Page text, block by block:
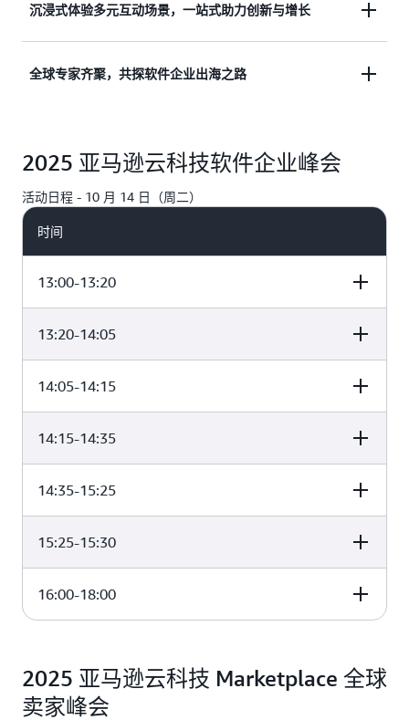
分享如何借助亚马逊云科技 Marketplace 高效拓展国
沉浸式体验多元互动场景，一站式助力创新与增长
通过专业展区、专家一对一咨询及媒体互动等多种形
全球专家齐聚，共探软件企业出海之路
听软件企业出海的全球化见解和实战经验，共探出海
2025 亚马逊云科技软件企业峰会
活动日程 - 10 月 14 日（周二）
时间
13:00-13:20
演讲主题
开场致辞
13:20-14:05
演讲主题
圆桌讨论：Agentic AI 时代的软件产品创新
14:05-14:15
演讲主题
未来已来 - Agentic AI 驱动软件行业创新
14:15-14:35
演讲主题
基于亚马逊云科技构建 Agentic AI 驱动的下一代软件应用
14:35-15:25
演讲主题
夯实数据底座，Snowflake 驱动 AI 软件革新
15:25-15:30
演讲主题
16:00-18:00
分论坛：借助 Agentic AI 重构软件应用的新旅程
2025 亚马逊云科技 Marketplace 全球
卖家峰会